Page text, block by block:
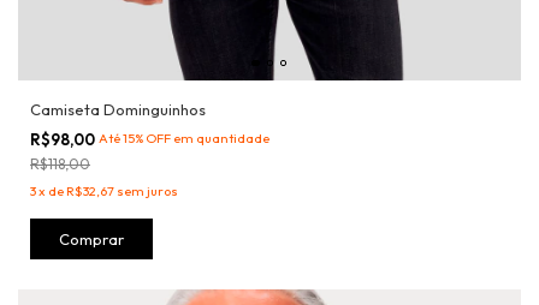
Camiseta Dominguinhos
R$98,00 Até 15% OFF em quantidade
R$118,00
3x deR$32,67 sem juros
Comprar